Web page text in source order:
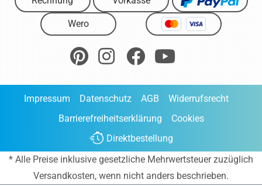
Wero
Impressum Datenschutz AGB
Widerrufsrecht
Barrierefreiheitserklärung
Cookies
Direktbestellung
* Alle Preise inklusive gesetzliche Mehrwertsteuer zuzüglich
Versandkosten, wenn nicht anders beschrieben.